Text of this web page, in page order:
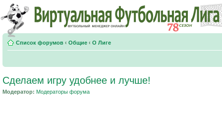
Список форумов ‹ Общие ‹ О Лиге
Сделаем игру удобнее и лучше!
Модератор: Модераторы форума